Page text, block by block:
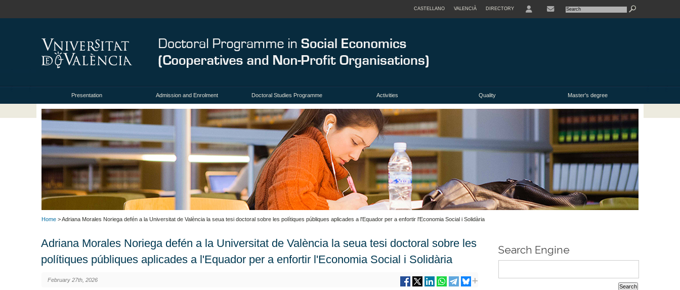
CASTELLANO VALENCIÀ DIRECTORY
Presentation Admission and Enrolment Doctoral Studies Programme Activities Quality Master's degree
Home > Adriana Morales Noriega defén a la Universitat de València la seua tesi doctoral sobre les polítiques públiques aplicades a l'Equador per a enfortir l'Economia Social i Solidària
Adriana Morales Noriega defén a la Universitat de València la seua tesi doctoral sobre les
polítiques públiques aplicades a l'Equador per a enfortir l'Economia Social i Solidària
February 27th, 2026
Search Engine